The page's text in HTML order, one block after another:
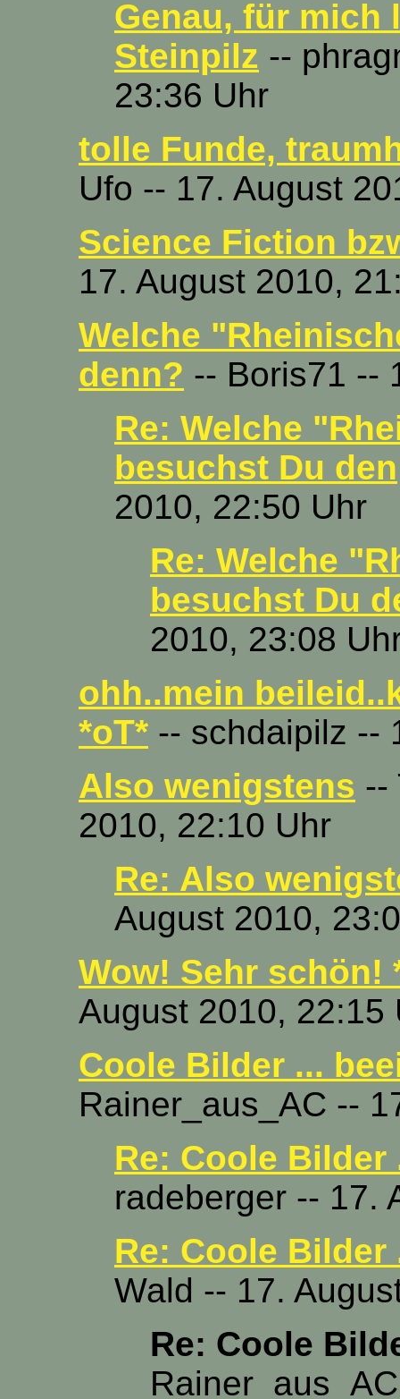
Genau, für mich
Steinpilz --
23:36 Uhr
tolle Funde,
Ufo -- 17. August
Science Fiction
17. August 2010,
Welche
denn? -- Boris71 --
Re: Welche
besuchst Du den
2010, 22:50 Uhr
Re: Welche
besuchst Du
2010, 23:08
ohh..mein
*oT* -- schdaipilz --
Also wenigstens --
2010, 22:10 Uhr
Re: Also
August 2010,
Wow! Sehr schön!
August 2010, 22:15
Coole Bilder ...
Rainer_aus_AC --
Re: Coole
radeberger -- 17.
Re: Coole
Wald -- 17.
Re: Coole